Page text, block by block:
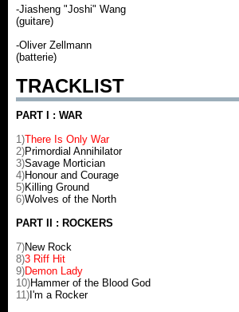
-Jiasheng "Joshi" Wang
(guitare)
-Oliver Zellmann
(batterie)
TRACKLIST
PART I : WAR
1)There Is Only War
2)Primordial Annihilator
3)Savage Mortician
4)Honour and Courage
5)Killing Ground
6)Wolves of the North
PART II : ROCKERS
7)New Rock
8)3 Riff Hit
9)Demon Lady
10)Hammer of the Blood God
11) I'm a Rocker